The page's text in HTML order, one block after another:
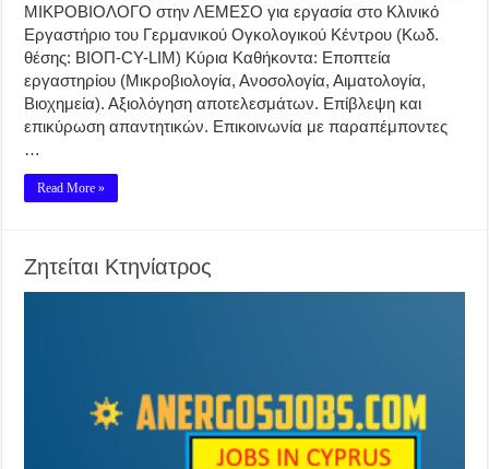
ΜΙΚΡΟΒΙΟΛΟΓΟ στην ΛΕΜΕΣΟ για εργασία στο Κλινικό
Εργαστήριο του Γερμανικού Ογκολογικού Κέντρου (Κωδ.
θέσης: ΒΙΟΠ-CY-LIM) Κύρια Καθήκοντα: Εποπτεία
εργαστηρίου (Μικροβιολογία, Ανοσολογία, Αιματολογία,
Βιοχημεία). Αξιολόγηση αποτελεσμάτων. Επίβλεψη και
επικύρωση απαντητικών. Επικοινωνία με παραπέμποντες
…
Read More »
Ζητείται Κτηνίατρος